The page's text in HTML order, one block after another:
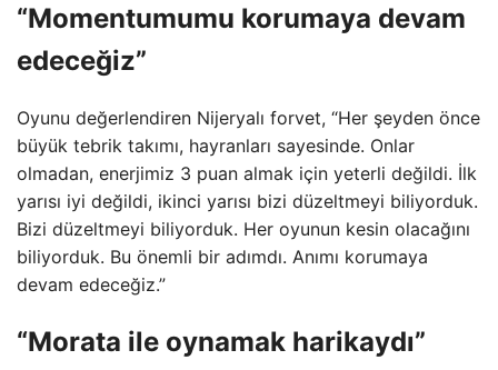
“Momentumumu korumaya devam
edeceğiz”
Oyunu değerlendiren Nijeryalı forvet, “Her şeyden önce
büyük tebrik takımı, hayranları sayesinde. Onlar
olmadan, enerjimiz 3 puan almak için yeterli değildi. İlk
yarısı iyi değildi, ikinci yarısı bizi düzeltmeyi biliyorduk.
Bizi düzeltmeyi biliyorduk. Her oyunun kesin olacağını
biliyorduk. Bu önemli bir adımdı. Anımı korumaya
devam edeceğiz.”
“Morata ile oynamak harikaydı”